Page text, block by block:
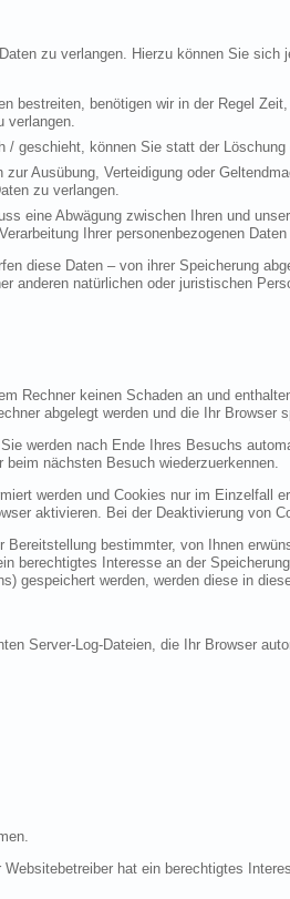
zu verlangen. Hierzu können Sie
bestreiten, benötigen wir in der Regel
verlangen.
geschieht, können Sie statt der
Ausübung, Verteidigung oder
zu verlangen.
eine Abwägung zwischen Ihren und
Ihrer personenbezogenen
diese Daten – von ihrer Speicherung
anderen natürlichen oder juristischen
Rechner keinen Schaden an und
abgelegt werden und die Ihr Browser
werden nach Ende Ihres Besuchs
nächsten Besuch wiederzuerkennen.
werden und Cookies nur im Einzelfall
aktivieren. Bei der Deaktivierung von
bestimmter, von Ihnen
berechtigtes Interesse an der
gespeichert werden, werden diese in
Server-Log-Dateien, die Ihr Browser
hat ein berechtigtes